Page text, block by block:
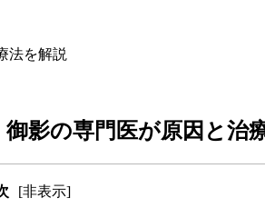
法を解説
影の専門医が原因と治
[非表示]